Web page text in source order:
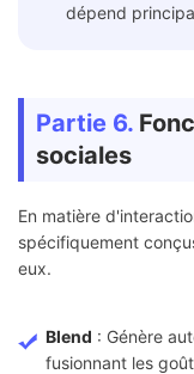
dépend
Partie 6.
sociales
En matière
spécifiquement
eux.
Blend : Génère
fusionnant les